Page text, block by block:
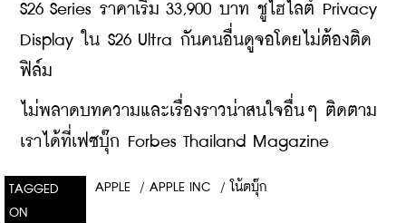
S26 Series ราคาเริ่ม 33,900 บาท ชูไฮไลต์ Privacy
Display ใน S26 Ultra กันคนอื่นดูจอโดยไม่ต้องติด
ฟิล์ม
ไม่พลาดบทความและเรื่องราวน่าสนใจอื่นๆ ติดตาม
เราได้ที่เฟซบุ๊ก Forbes Thailand Magazine
TAGGED
ON
APPLE / APPLE INC / โน้ตบุ๊ก